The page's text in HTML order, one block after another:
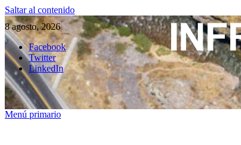
Saltar al contenido
8 agosto, 2026
Facebook
Twitter
LinkedIn
Menú primario